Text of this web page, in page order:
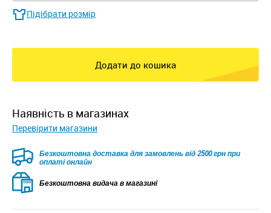
Підібрати розмір
Додати до кошика
наявність в магазинах
Перевірити магазини
Безкоштовна доставка для замовлень від 2500 грн при
оплаті онлайн
Безкоштовна видача в магазині